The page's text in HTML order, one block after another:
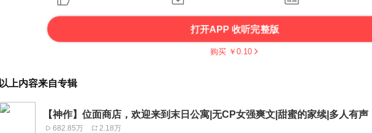
打开APP 收听完整版
购买 ￥ 0.10
以上内容来自专辑
【神作】位面商店，欢迎来到末日公寓|无CP女强爽文|甜蜜的家续|多人有声
682.85万 2.18万